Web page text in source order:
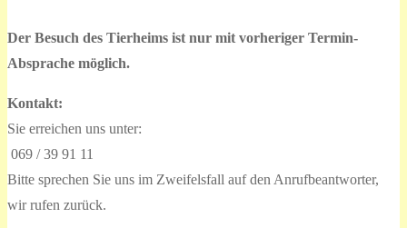
Der Besuch des Tierheims ist nur mit vorheriger Termin-
Absprache möglich.
Kontakt:
Sie erreichen uns unter:
069 / 39 91 11
Bitte sprechen Sie uns im Zweifelsfall auf den Anrufbeantworter,
wir rufen zurück.